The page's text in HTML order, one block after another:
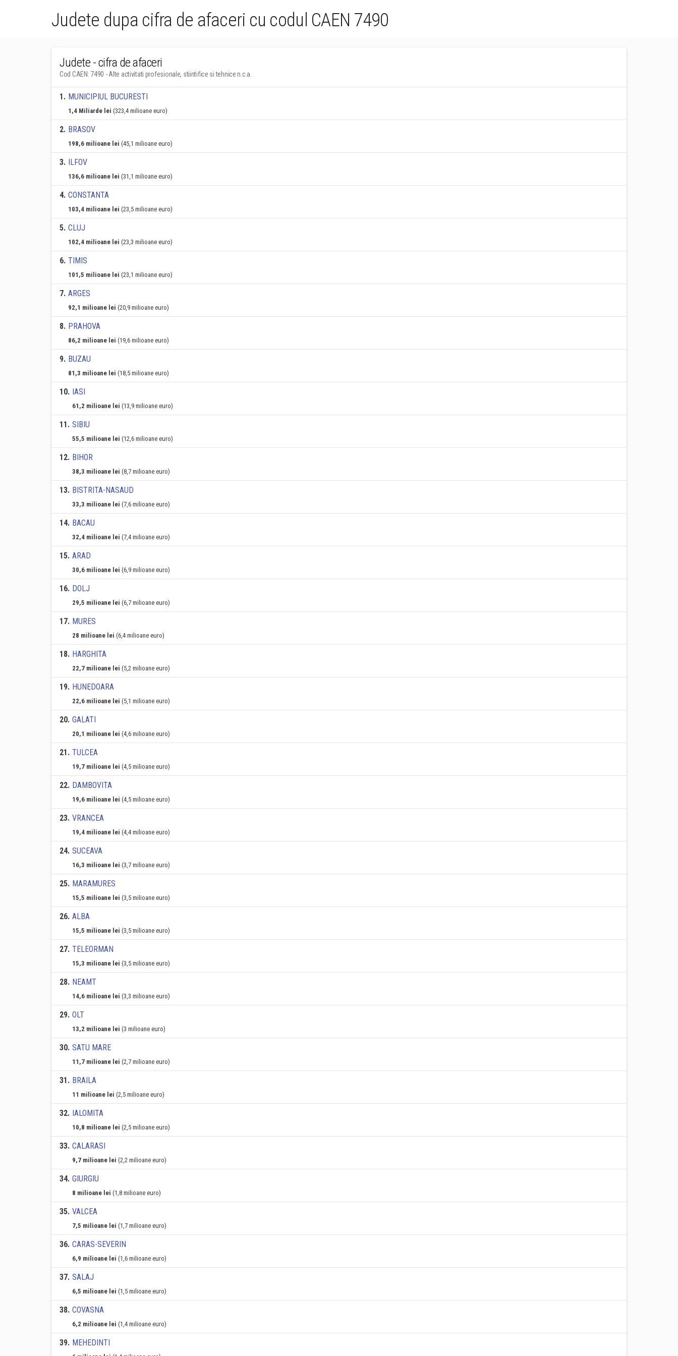
Judete dupa cifra de afaceri cu codul CAEN 7490
Judete - cifra de afaceri
Cod CAEN: 7490 - Alte activitati profesionale, stiintifice si tehnice n.c.a.
1. MUNICIPIUL BUCURESTI
1,4 Miliarde lei (323,4 milioane euro)
2. BRASOV
198,6 milioane lei (45,1 milioane euro)
3. ILFOV
136,6 milioane lei (31,1 milioane euro)
4. CONSTANTA
103,4 milioane lei (23,5 milioane euro)
5. CLUJ
102,4 milioane lei (23,3 milioane euro)
6. TIMIS
101,5 milioane lei (23,1 milioane euro)
7. ARGES
92,1 milioane lei (20,9 milioane euro)
8. PRAHOVA
86,2 milioane lei (19,6 milioane euro)
9. BUZAU
81,3 milioane lei (18,5 milioane euro)
10. IASI
61,2 milioane lei (13,9 milioane euro)
11. SIBIU
55,5 milioane lei (12,6 milioane euro)
12. BIHOR
38,3 milioane lei (8,7 milioane euro)
13. BISTRITA-NASAUD
33,3 milioane lei (7,6 milioane euro)
14. BACAU
32,4 milioane lei (7,4 milioane euro)
15. ARAD
30,6 milioane lei (6,9 milioane euro)
16. DOLJ
29,5 milioane lei (6,7 milioane euro)
17. MURES
28 milioane lei (6,4 milioane euro)
18. HARGHITA
22,7 milioane lei (5,2 milioane euro)
19. HUNEDOARA
22,6 milioane lei (5,1 milioane euro)
20. GALATI
20,1 milioane lei (4,6 milioane euro)
21. TULCEA
19,7 milioane lei (4,5 milioane euro)
22. DAMBOVITA
19,6 milioane lei (4,5 milioane euro)
23. VRANCEA
19,4 milioane lei (4,4 milioane euro)
24. SUCEAVA
16,3 milioane lei (3,7 milioane euro)
25. MARAMURES
15,5 milioane lei (3,5 milioane euro)
26. ALBA
15,5 milioane lei (3,5 milioane euro)
27. TELEORMAN
15,3 milioane lei (3,5 milioane euro)
28. NEAMT
14,6 milioane lei (3,3 milioane euro)
29. OLT
13,2 milioane lei (3 milioane euro)
30. SATU MARE
11,7 milioane lei (2,7 milioane euro)
31. BRAILA
11 milioane lei (2,5 milioane euro)
32. IALOMITA
10,8 milioane lei (2,5 milioane euro)
33. CALARASI
9,7 milioane lei (2,2 milioane euro)
34. GIURGIU
8 milioane lei (1,8 milioane euro)
35. VALCEA
7,5 milioane lei (1,7 milioane euro)
36. CARAS-SEVERIN
6,9 milioane lei (1,6 milioane euro)
37. SALAJ
6,5 milioane lei (1,5 milioane euro)
38. COVASNA
6,2 milioane lei (1,4 milioane euro)
39. MEHEDINTI